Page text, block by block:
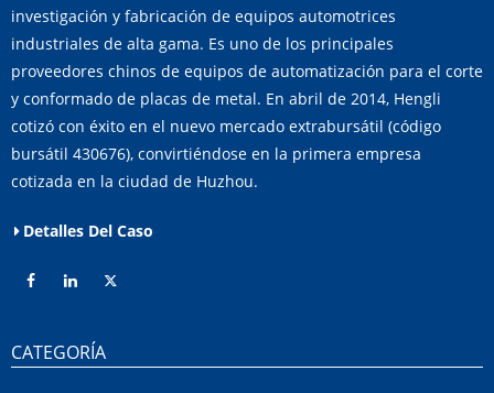
investigación y fabricación de equipos automotrices
industriales de alta gama. Es uno de los principales
proveedores chinos de equipos de automatización para el corte
y conformado de placas de metal. En abril de 2014, Hengli
cotizó con éxito en el nuevo mercado extrabursátil (código
bursátil 430676), convirtiéndose en la primera empresa
cotizada en la ciudad de Huzhou.
Detalles Del Caso
CATEGORÍA